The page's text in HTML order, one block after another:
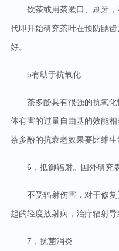
饮茶或用茶漱口、刷牙
代即开始研究茶叶在预防龋
好。
5有助于抗氧化
茶多酚具有很强的抗氧
体有害的过量自由基的效能
茶多酚的抗衰老效果要比维
6，抵御辐射。国外研究
不受辐射伤害，对于修
起的轻度放射病，治疗辐射
7，抗菌消炎